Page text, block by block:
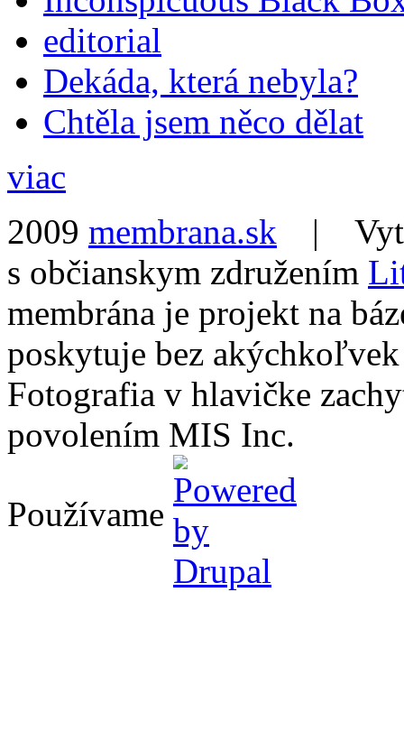
editorial
Dekáda, která nebyla?
Chtěla jsem něco dělat
viac
2009 membrana.sk |
s občianskym združením
membrána je projekt na
poskytuje bez
Fotografia v hlavičke
povolením MIS Inc.
Používame